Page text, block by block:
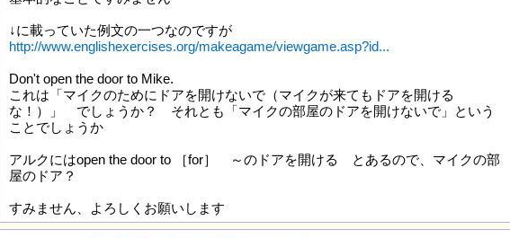
↓に載っていた例文の一つなのですが
http://www.englishexercises.org/makeagame/viewgame.asp?id...
Don't open the door to Mike.
これは「マイクのためにドアを開けないで（マイクが来てもドアを開ける
な！）」 でしょうか？ それとも「マイクの部屋のドアを開けないで」という
ことでしょうか
アルクにはopen the door to ［for］ ～のドアを開ける とあるので、マイクの部
屋のドア？
すみません、よろしくお願いします